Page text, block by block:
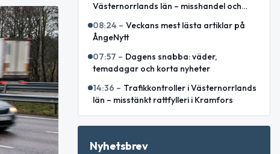
Västernorrlands län – misshandel och
08:24 – Veckans mest lästa artiklar på
ÅngeNytt
07:57 – Dagens snabba: väder,
temadagar och korta nyheter
14:36 – Trafikkontroller i Västernorrlands
län – misstänkt rattfylleri i Kramfors
Nyhetsbrev